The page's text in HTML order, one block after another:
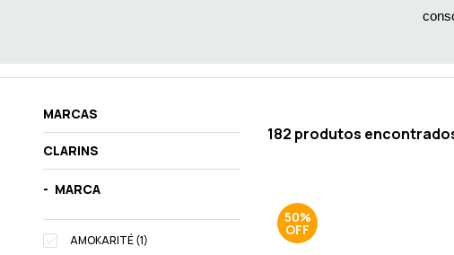
MARCAS
CLARINS
MARCA
AMOKARITÉ (1)
182 produtos
50%